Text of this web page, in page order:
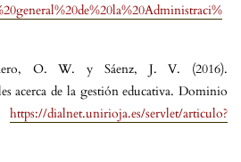
O. W. y Sáenz, J. V. (2016).
acerca de la gestión educativa. Dominio
https://dialnet.unirioja.es/servlet/articulo?